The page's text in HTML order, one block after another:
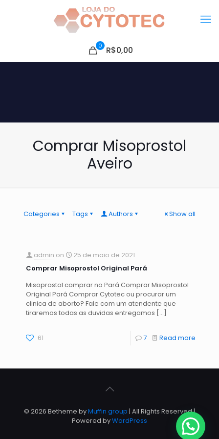
0 R$0,00
Comprar Misoprostol
Aveiro
Categories Tags Authors Show all
admin on
25 de maio de 2021
Comprar Misoprostol Original Pará
Misoprostol comprar no Pará Comprar Misoprostol
Original Pará Comprar Cytotec ou procurar um
clinica de aborto? Fale com um atendente que
tiraremos todas as duvidas entregamos […]
61 7 Read more
© 2026 Betheme byMuffin group | All Rights Reserved |
Powered byWordPress